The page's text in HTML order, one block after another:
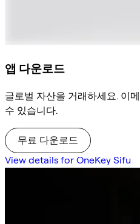
앱 다운로드
글로벌 자산을 거래하세요. 이
수 있습니다.
무료 다운로드
View details for OneKey Sifu